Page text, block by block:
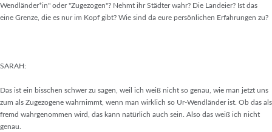
Wendländer*in" oder "Zugezogen"? Nehmt ihr Städter wahr? Die Landeier? Ist das
eine Grenze, die es nur im Kopf gibt? Wie sind da eure persönlichen Erfahrungen zu?
SARAH:
Das ist ein bisschen schwer zu sagen, weil ich weiß nicht so genau, wie man jetzt uns
zum als Zugezogene wahrnimmt, wenn man wirklich so Ur-Wendländer ist. Ob das als
fremd wahrgenommen wird, das kann natürlich auch sein. Also das weiß ich nicht
genau.